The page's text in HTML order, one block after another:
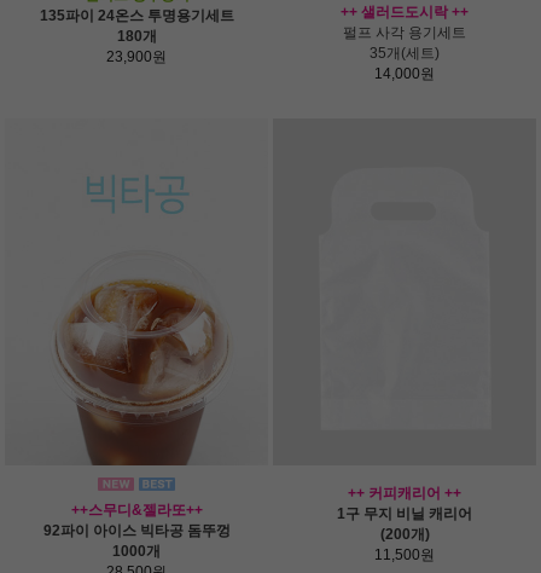
135파이 24온스 투명용기세트
180개
23,900원
++ 샐러드도시락 ++
펄프 사각 용기세트
35개(세트)
14,000원
++스무디&젤라또++
92파이 아이스 빅타공 돔뚜껑
1000개
++ 커피캐리어 ++
1구 무지 비닐 캐리어
(200개)
11,500원